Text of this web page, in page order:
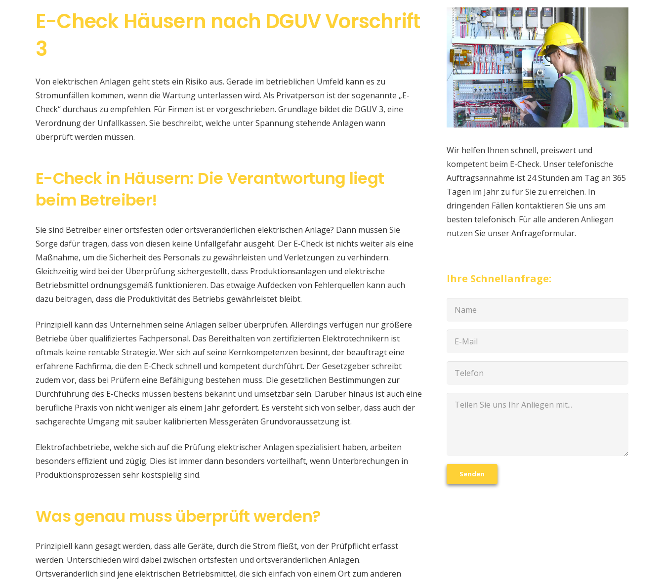
E-Check Häusern nach DGUV Vorschrift
3
Von elektrischen Anlagen geht stets ein Risiko aus. Gerade im betrieblichen Umfeld kann es zu
Stromunfällen kommen, wenn die Wartung unterlassen wird. Als Privatperson ist der sogenannte „E-
Check“ durchaus zu empfehlen. Für Firmen ist er vorgeschrieben. Grundlage bildet die DGUV 3, eine
Verordnung der Unfallkassen. Sie beschreibt, welche unter Spannung stehende Anlagen wann
überprüft werden müssen.
E-Check in Häusern: Die Verantwortung liegt
beim Betreiber!
Sie sind Betreiber einer ortsfesten oder ortsveränderlichen elektrischen Anlage? Dann müssen Sie
Sorge dafür tragen, dass von diesen keine Unfallgefahr ausgeht. Der E-Check ist nichts weiter als eine
Maßnahme, um die Sicherheit des Personals zu gewährleisten und Verletzungen zu verhindern.
Gleichzeitig wird bei der Überprüfung sichergestellt, dass Produktionsanlagen und elektrische
Betriebsmittel ordnungsgemäß funktionieren. Das etwaige Aufdecken von Fehlerquellen kann auch
dazu beitragen, dass die Produktivität des Betriebs gewährleistet bleibt.
Prinzipiell kann das Unternehmen seine Anlagen selber überprüfen. Allerdings verfügen nur größere
Betriebe über qualifiziertes Fachpersonal. Das Bereithalten von zertifizierten Elektrotechnikern ist
oftmals keine rentable Strategie. Wer sich auf seine Kernkompetenzen besinnt, der beauftragt eine
erfahrene Fachfirma, die den E-Check schnell und kompetent durchführt. Der Gesetzgeber schreibt
zudem vor, dass bei Prüfern eine Befähigung bestehen muss. Die gesetzlichen Bestimmungen zur
Durchführung des E-Checks müssen bestens bekannt und umsetzbar sein. Darüber hinaus ist auch eine
berufliche Praxis von nicht weniger als einem Jahr gefordert. Es versteht sich von selber, dass auch der
sachgerechte Umgang mit sauber kalibrierten Messgeräten Grundvoraussetzung ist.
Elektrofachbetriebe, welche sich auf die Prüfung elektrischer Anlagen spezialisiert haben, arbeiten
besonders effizient und zügig. Dies ist immer dann besonders vorteilhaft, wenn Unterbrechungen in
Produktionsprozessen sehr kostspielig sind.
Was genau muss überprüft werden?
Prinzipiell kann gesagt werden, dass alle Geräte, durch die Strom fließt, von der Prüfpflicht erfasst
werden. Unterschieden wird dabei zwischen ortsfesten und ortsveränderlichen Anlagen.
Ortsveränderlich sind jene elektrischen Betriebsmittel, die sich einfach von einem Ort zum anderen
Wir helfen Ihnen schnell, preiswert und
kompetent beim E-Check. Unser telefonische
Auftragsannahme ist 24 Stunden am Tag an 365
Tagen im Jahr zu für Sie zu erreichen. In
dringenden Fällen kontaktieren Sie uns am
besten telefonisch. Für alle anderen Anliegen
nutzen Sie unser Anfrageformular.
Ihre Schnellanfrage:
Senden